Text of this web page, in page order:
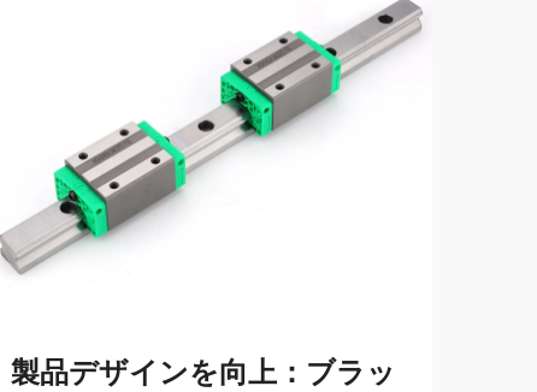
製品デザインを向上：ブラッ